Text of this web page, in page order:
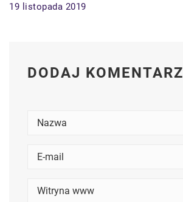
19 listopada 2019
DODAJ KOMENTARZ